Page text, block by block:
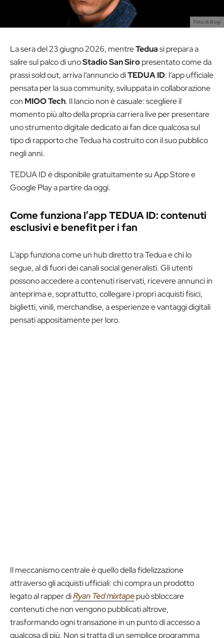
Foto di Bogi
La sera del 23 giugno 2026, mentreTeduasi prepara a
salire sul palco di unoStadio San Siropresentato come da
prassi sold out, arriva l’annuncio diTEDUA ID: l’app ufficiale
pensata per la sua community, sviluppata in collaborazione
con MIOO Tech. Il lancio non è casuale: scegliere il
momento più alto della propria carriera live per presentare
uno strumento digitale dedicato ai fan dice qualcosa sul
tipo di rapporto che Tedua ha costruito con il suo pubblico
negli anni.
TEDUA ID è disponibile gratuitamente su App Store e
Google Play a partire da oggi.
Come funziona l’app TEDUA ID: contenuti
esclusivi e benefit per i fan
L’app funziona come un hub diretto tra Tedua e chi lo
segue, al di fuori dei canali social generalisti. Gli utenti
possono accedere a contenuti riservati, ricevere annunci in
anteprima e, soprattutto, collegare i propri acquisti fisici,
biglietti, vinili, merchandise, a esperienze e vantaggi digitali
pensati appositamente per loro.
Il meccanismo centrale è quello della fidelizzazione
attraverso gli acquisti ufficiali: chi compra un prodotto
legato al rapper diRyan Ted mixtapepuò sbloccare
contenuti che non vengono pubblicati altrove,
trasformando ogni transazione in un punto di accesso a
qualcosa di più. Non si tratta di un semplice programma